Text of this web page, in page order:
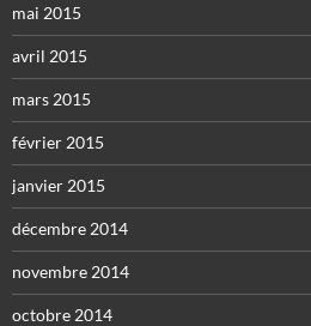
mai 2015
avril 2015
mars 2015
février 2015
janvier 2015
décembre 2014
novembre 2014
octobre 2014